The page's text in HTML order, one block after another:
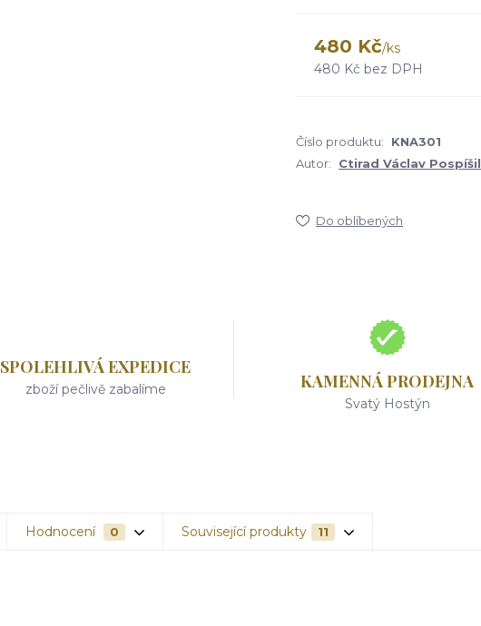
480 Kč/ks
480 Kč bez DPH
Číslo produktu: KNA301
Autor:
Ctirad Václav Pospíšil
Do oblíbených
SPOLEHLIVÁ EXPEDICE
zboží pečlivě zabalíme KAMENNÁ PRODEJNA
Svatý Hostýn
Hodnocení 0 Související produkty 11